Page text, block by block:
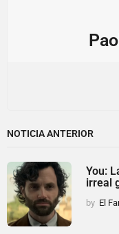
NOTICIA ANTERIOR
You:
irreal
by El